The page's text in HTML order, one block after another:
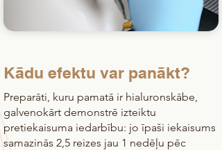
Kādu efektu var panākt?
Preparāti, kuru pamatā ir hialuronskābe,
galvenokārt demonstrē izteiktu
pretiekaisuma iedarbību: jo īpaši iekaisums
samazinās 2,5 reizes jau 1 nedēļu pēc